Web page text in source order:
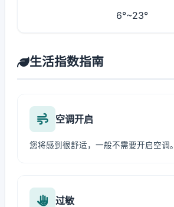
6°~23°
生活指数指南
空调开启
您将感到很舒适，一般不需要开启空调。
过敏